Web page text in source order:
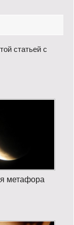
статьей с
метафора